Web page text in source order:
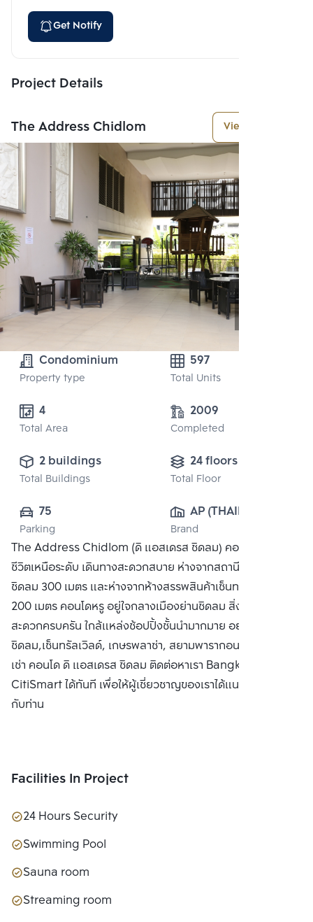
Get Notify
Project Details
The Address Chidlom View More
Condominium
Property type
597
Total Units
4
Total Area
2009
Completed
2 buildings
Total Buildings
24 floors
Total Floor
75
Parking
AP (THAILAND)
PUBLIC CO.,
LTD.
Brand
The Address Chidlom (ดิ แอสเดรส ชิดลม) คอนโดที่ให้คุณใช้
ชีวิตเหนือระดับ เดินทางสะดวกสบาย ห่างจากสถานีรถไฟฟ้า BTS
ชิดลม 300 เมตร และห่างจากห้างสรรพสินค้าเซ็นทรัล ชิดลม
200 เมตร คอนโดหรู อยู่ใจกลางเมืองย่านชิดลม สิ่งอำนวย
สะดวกครบครัน ใกล้แหล่งช้อปปิ้งชั้นนำมากมาย อย่าง เซ็นทรัล
ชิดลม,เซ็นทรัลเวิลด์, เกษรพลาซ่า, สยามพารากอน ซื้อ ขาย หรือ
เช่า คอนโด ดิ แอสเดรส ชิดลม ติดต่อหาเรา Bangkok
CitiSmart ได้ทันที เพื่อให้ผู้เชี่ยวชาญของเราได้แนะนำคอนโดให้
กับท่าน
Facilities In Project
24 Hours Security
Swimming Pool
Sauna room
Streaming room